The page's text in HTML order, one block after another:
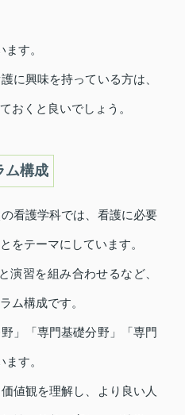
す。
に興味を持っている方は、
おくと良いでしょう。
ム構成
看護学科では、看護に必要
をテーマにしています。
演習を組み合わせるなど、
ム構成です。
」「専門基礎分野」「専門
す。
値観を理解し、より良い人